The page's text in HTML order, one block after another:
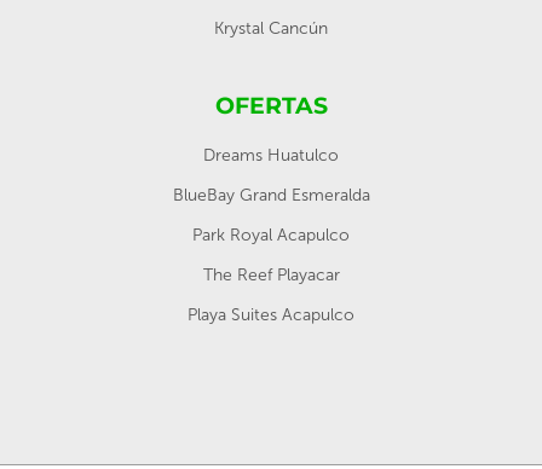
Krystal Cancún
OFERTAS
Dreams Huatulco
BlueBay Grand Esmeralda
Park Royal Acapulco
The Reef Playacar
Playa Suites Acapulco